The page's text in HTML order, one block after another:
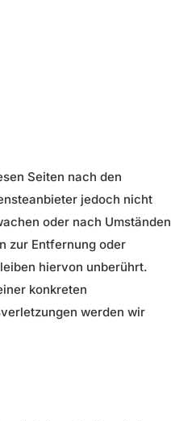
Seiten nach den
jedoch nicht
oder nach Umständen
zur Entfernung oder
hiervon unberührt.
konkreten
werden wir